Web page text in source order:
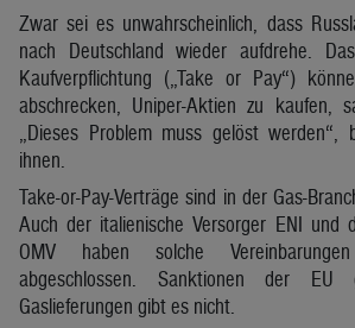
Zwar sei es unwahrscheinlich, dass
nach Deutschland wieder aufdrehe.
Kaufverpflichtung („Take or Pay“)
abschrecken, Uniper-Aktien zu kaufen,
„Dieses Problem muss gelöst
ihnen.
Take-or-Pay-Verträge sind in der Gas-
Auch der italienische Versorger ENI und
OMV haben solche
abgeschlossen. Sanktionen der EU
Gaslieferungen gibt es nicht.